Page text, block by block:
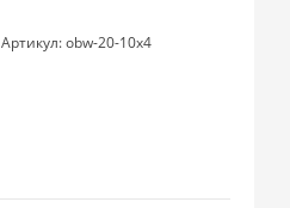
Артикул: obw-20-10x4